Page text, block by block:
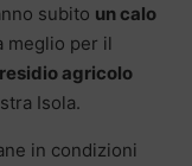
subito un calo
meglio per il
agricolo
Isola.
in condizioni